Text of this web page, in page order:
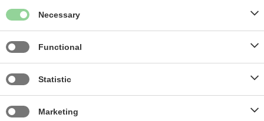
Torsdag: kl. 13.00 - 17.00
Fredag: kl. 09.00 - 13.00
Kom hurtigt til
Ledige stillinger
Necessary
Functional
Statistic
Marketing